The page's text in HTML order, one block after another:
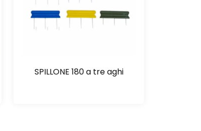
SPILLONE 180 a tre aghi